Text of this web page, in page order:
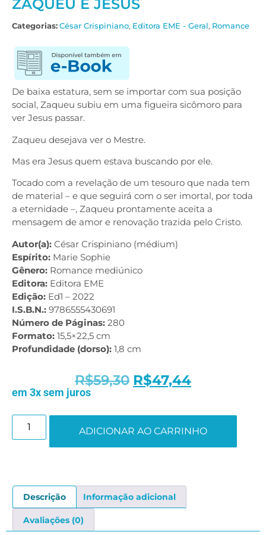
ZAQUEU E JESUS
Categorias:César Crispiniano, Editora EME - Geral, Romance
De baixa estatura, sem se importar com sua posição
social, Zaqueu subiu em uma figueira sicômoro para
ver Jesus passar.
Zaqueu desejava ver o Mestre.
Mas era Jesus quem estava buscando por ele.
Tocado com a revelação de um tesouro que nada tem
de material – e que seguirá com o ser imortal, por toda
a eternidade –, Zaqueu prontamente aceita a
mensagem de amor e renovação trazida pelo Cristo.
Autor(a): César Crispiniano (médium)
Espírito: Marie Sophie
Gênero: Romance mediúnico
Editora: Editora EME
Edição: Ed1 – 2022
I.S.B.N.: 9786555430691
Número de Páginas: 280
Formato: 15,5×22,5 cm
Profundidade (dorso): 1,8 cm
R$59,30 R$47,44
em 3x sem juros
ADICIONAR AO CARRINHO
Descrição Informação adicional
Avaliações (0)